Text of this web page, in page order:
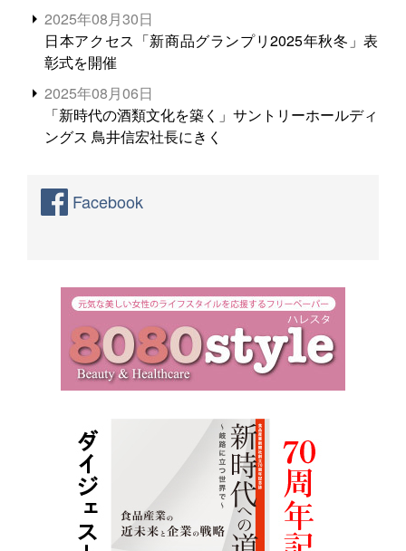
2025年08月30日
日本アクセス「新商品グランプリ2025年秋冬」表
彰式を開催
2025年08月06日
「新時代の酒類文化を築く」サントリーホールディ
ングス 鳥井信宏社長にきく
Facebook